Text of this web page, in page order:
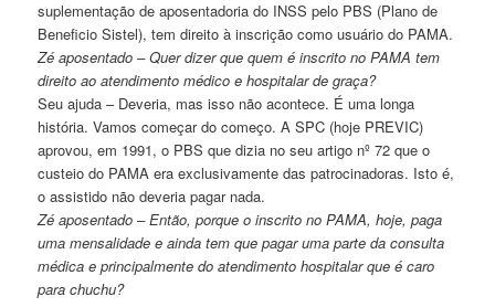
suplementação de aposentadoria do INSS pelo PBS (Plano de
Beneficio Sistel), tem direito à inscrição como usuário do PAMA.
Zé aposentado – Quer dizer que quem é inscrito no PAMA tem
direito ao atendimento médico e hospitalar de graça?
Seu ajuda – Deveria, mas isso não acontece. É uma longa
história. Vamos começar do começo. A SPC (hoje PREVIC)
aprovou, em 1991, o PBS que dizia no seu artigo nº 72 que o
custeio do PAMA era exclusivamente das patrocinadoras. Isto é,
o assistido não deveria pagar nada.
Zé aposentado – Então, porque o inscrito no PAMA, hoje, paga
uma mensalidade e ainda tem que pagar uma parte da consulta
médica e principalmente do atendimento hospitalar que é caro
para chuchu?